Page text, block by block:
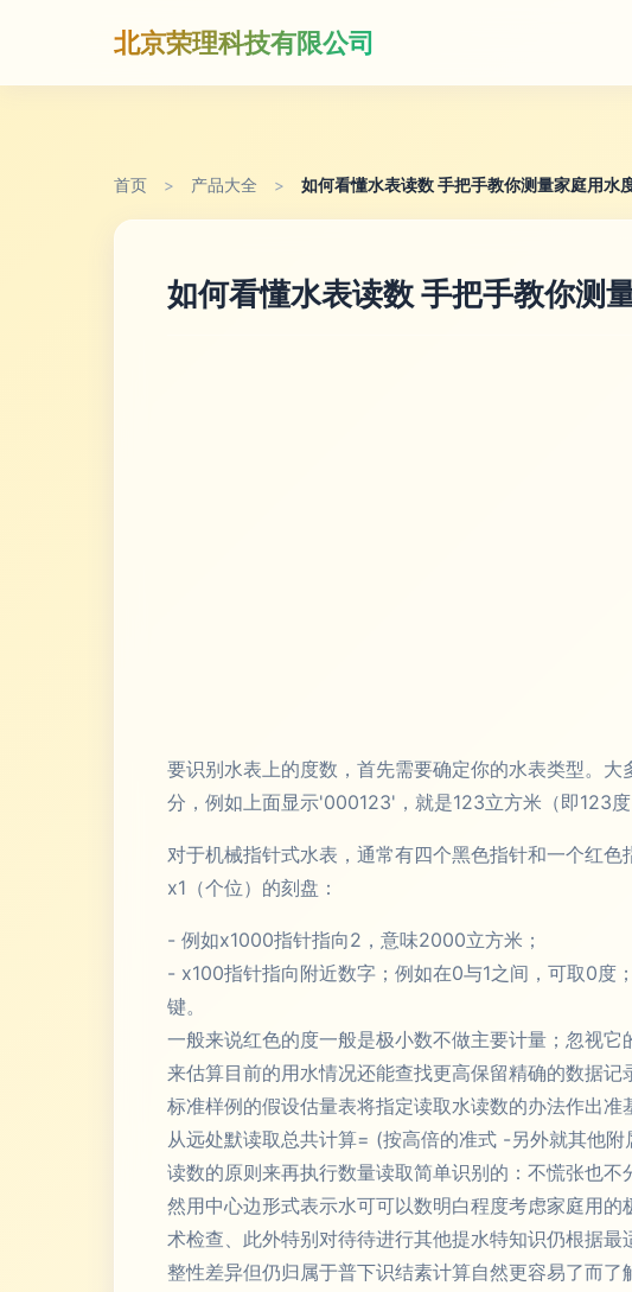
北京荣理科技有限公司
首页 > 产品大全 > 如何看懂水表读数 手把手教你测量家庭用水
如何看懂水表读数 手把手教你测
要识别水表上的度数，首先需要确定你的水表类型。
分，例如上面显示'000123'，就是123立方米（即123
对于机械指针式水表，通常有四个黑色指针和一个红
x1（个位）的刻盘：
- 例如x1000指针指向2，意味2000立方米；
- x100指针指向附近数字；例如在0与1之间，可取0度
键。
一般来说红色的度一般是极小数不做主要计量；忽视
来估算目前的用水情况还能查找更高保留精确的数据
标准样例的假设估量表将指定读取水读数的办法作出
从远处默读取总共计算= (按高倍的准式 -另外就其他
读数的原则来再执行数量读取简单识别的：不慌张也
然用中心边形式表示水可可以数明白程度考虑家庭用
术检查、此外特别对待待进行其他提水特知识仍根据最
整性差异但仍归属于普下识结素计算自然更容易了而